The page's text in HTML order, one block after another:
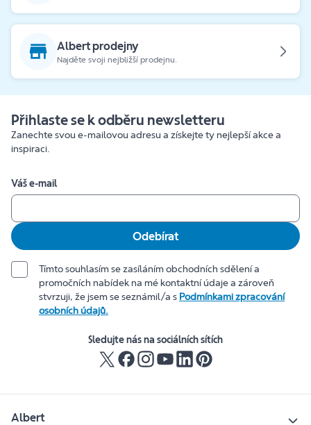
Albert prodejny
Najděte svoji nejbližší prodejnu.
Přihlaste se k odběru newsletteru
Zanechte svou e-mailovou adresu a získejte ty nejlepší akce a
inspiraci.
Váš e-mail
Odebírat
Tímto souhlasím se zasíláním obchodních sdělení a
promočních nabídek na mé kontaktní údaje a zároveň
stvrzuji, že jsem se seznámil/a s Podmínkami zpracování
osobních údajů.
Sledujte nás na sociálních sítích
Albert